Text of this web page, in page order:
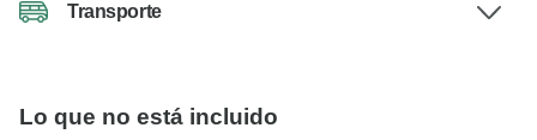
Transporte
Lo que no está incluido